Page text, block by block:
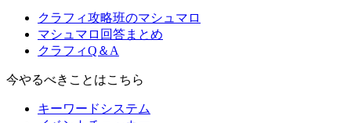
クラフィ攻略班のマシュマロ
マシュマロ回答まとめ
クラフィQ＆A
今やるべきことはこちら
キーワードシステム